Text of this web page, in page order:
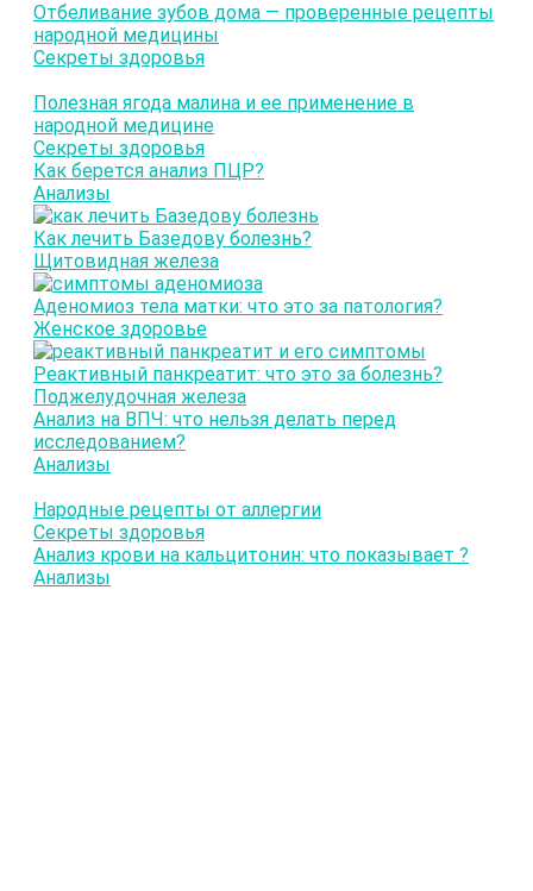
Отбеливание зубов дома — проверенные рецепты
народной медицины
Секреты здоровья
Полезная ягода малина и ее применение в
народной медицине
Секреты здоровья
Как берется анализ ПЦР?
Анализы
Как лечить Базедову болезнь?
Щитовидная железа
Аденомиоз тела матки: что это за патология?
Женское здоровье
Реактивный панкреатит: что это за болезнь?
Поджелудочная железа
Анализ на ВПЧ: что нельзя делать перед
исследованием?
Анализы
Народные рецепты от аллергии
Секреты здоровья
Анализ крови на кальцитонин: что показывает ?
Анализы